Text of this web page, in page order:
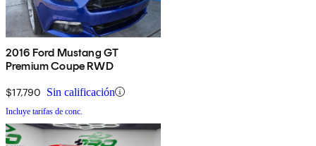
2016 Ford Mustang GT
Premium Coupe RWD
$17,790 Sin calificación
Incluye tarifas de conc.